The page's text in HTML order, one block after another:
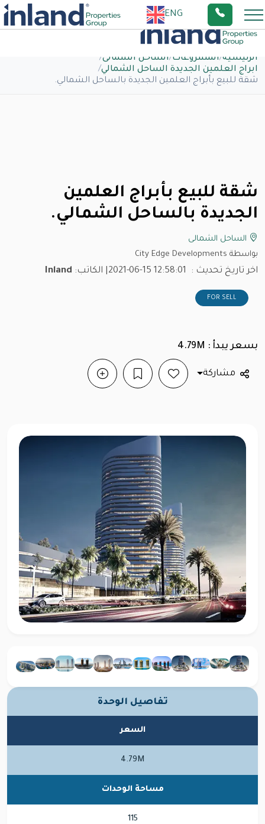
ENG
الرئيسية/المشروعات/الساحل الشمالى/
ابراج العلمين الجديدة الساحل الشمالي/
شقة للبيع بأبراج العلمين الجديدة بالساحل الشمالي.
شقة للبيع بأبراج العلمين
الجديدة بالساحل الشمالي.
الساحل الشمالى
بواسطة City Edge Developments
اخر تاريخ تحديث : 2021-06-15 12:58:01 | الكاتب: Inland
FOR SELL
بسعر يبدأ : 4.79M
مشاركة
تفاصيل الوحدة
السعر
4.79M
مساحة الوحدات
115